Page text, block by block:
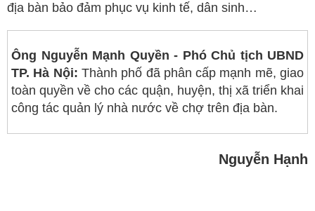
địa bàn bảo đảm phục vụ kinh tế, dân sinh…
Ông Nguyễn Mạnh Quyền - Phó Chủ tịch UBND
TP. Hà Nội: Thành phố đã phân cấp mạnh mẽ, giao
toàn quyền về cho các quận, huyện, thị xã triển khai
công tác quản lý nhà nước về chợ trên địa bàn.
Nguyễn Hạnh